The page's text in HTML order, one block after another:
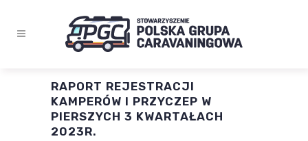
RAPORT REJESTRACJI
KAMPERÓW I PRZYCZEP W
PIERSZYCH 3 KWARTAŁACH
2023R.